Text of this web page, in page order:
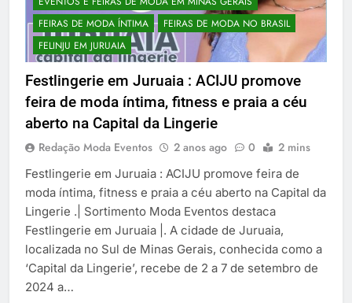
FEIRAS DE MODA ÍNTIMA
FEIRAS DE MODA NO BRASIL
FELINJU EM JURUAIA
Festlingerie em Juruaia : ACIJU promove
feira de moda íntima, fitness e praia a céu
aberto na Capital da Lingerie
Redação Moda Eventos 2 anos ago 0 2 mins
Festlingerie em Juruaia : ACIJU promove feira de
moda íntima, fitness e praia a céu aberto na Capital da
Lingerie .| Sortimento Moda Eventos destaca
Festlingerie em Juruaia |. A cidade de Juruaia,
localizada no Sul de Minas Gerais, conhecida como a
‘Capital da Lingerie’, recebe de 2 a 7 de setembro de
2024 a…